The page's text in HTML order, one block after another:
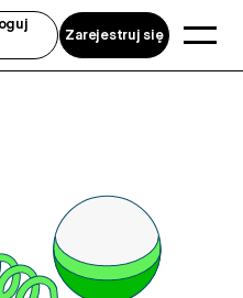
Zarejestruj się